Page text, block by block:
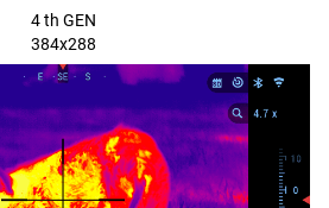
4 th GEN
384x288